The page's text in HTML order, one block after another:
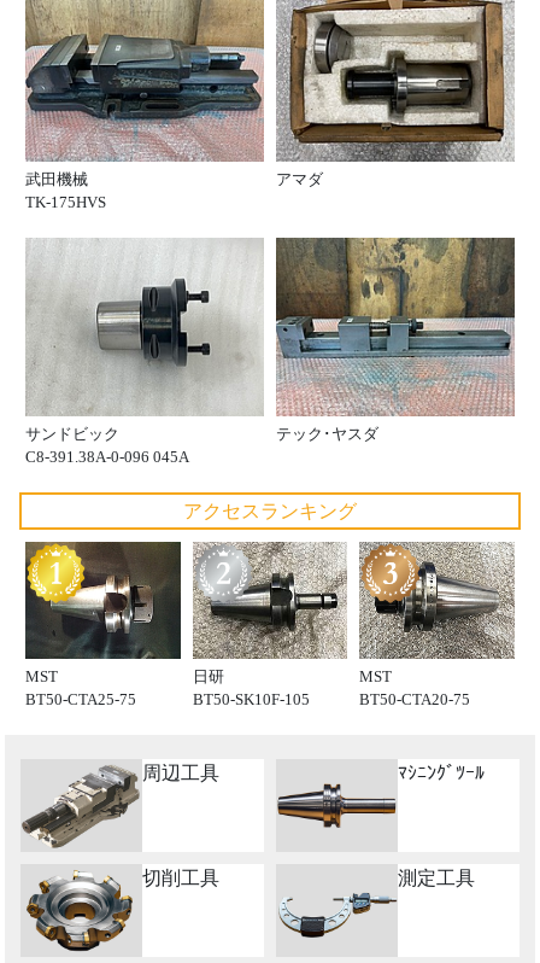
武田機械
TK-175HVS
アマダ
サンドビック
C8-391.38A-0-096 045A
テック･ヤスダ
アクセスランキング
MST
BT50-CTA25-75
日研
BT50-SK10F-105
MST
BT50-CTA20-75
周辺工具 ﾏｼﾆﾝｸﾞﾂｰﾙ
切削工具 測定工具